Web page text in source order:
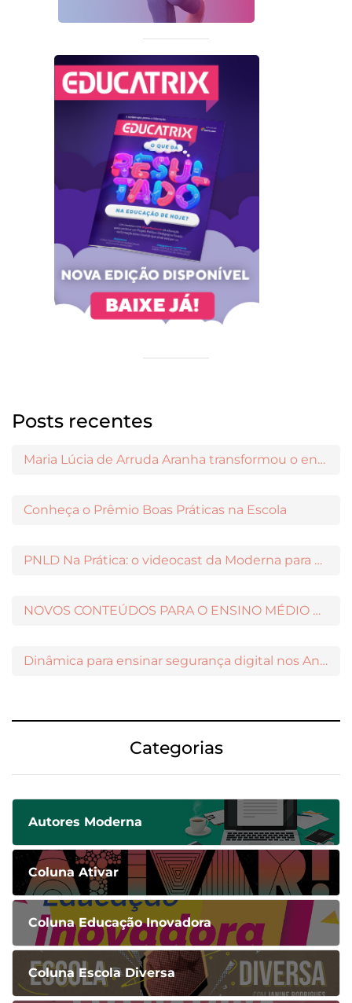
Posts recentes
Maria Lúcia de Arruda Aranha transformou o ensino de Filosofia no Brasil
Conheça o Prêmio Boas Práticas na Escola
PNLD Na Prática: o videocast da Moderna para apoiar a escolha das obras aprovadas
NOVOS CONTEÚDOS PARA O ENSINO MÉDIO DISPONÍVEIS NO MODERNAMIGOS
Dinâmica para ensinar segurança digital nos Anos Iniciais
Categorias
Autores Moderna
Coluna Ativar
Coluna Educação Inovadora
Coluna Escola Diversa